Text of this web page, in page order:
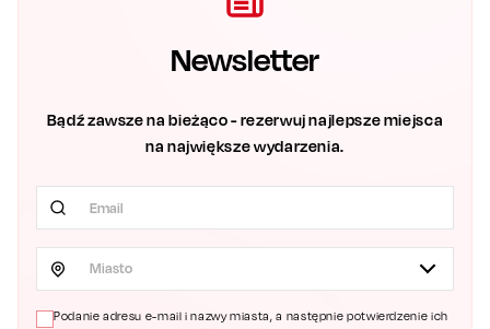
Newsletter
Bądź zawsze na bieżąco - rezerwuj najlepsze miejsca
na największe wydarzenia.
Miasto
Podanie adresu e-mail i nazwy miasta, a następnie potwierdzenie ich